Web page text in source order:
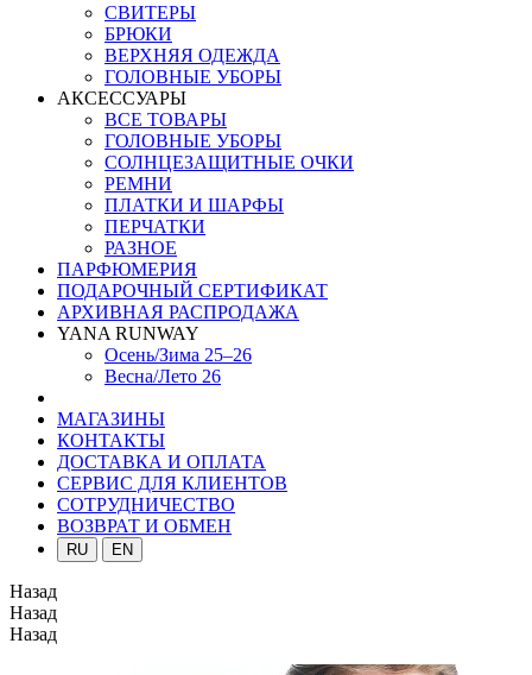
СВИТЕРЫ
БРЮКИ
ВЕРХНЯЯ ОДЕЖДА
ГОЛОВНЫЕ УБОРЫ
АКСЕССУАРЫ
ВСЕ ТОВАРЫ
ГОЛОВНЫЕ УБОРЫ
СОЛНЦЕЗАЩИТНЫЕ ОЧКИ
РЕМНИ
ПЛАТКИ И ШАРФЫ
ПЕРЧАТКИ
РАЗНОЕ
ПАРФЮМЕРИЯ
ПОДАРОЧНЫЙ СЕРТИФИКАТ
АРХИВНАЯ РАСПРОДАЖА
YANA RUNWAY
Осень/Зима 25–26
Весна/Лето 26
МАГАЗИНЫ
КОНТАКТЫ
ДОСТАВКА И ОПЛАТА
СЕРВИС ДЛЯ КЛИЕНТОВ
СОТРУДНИЧЕСТВО
ВОЗВРАТ И ОБМЕН
RU EN
Назад
Назад
Назад